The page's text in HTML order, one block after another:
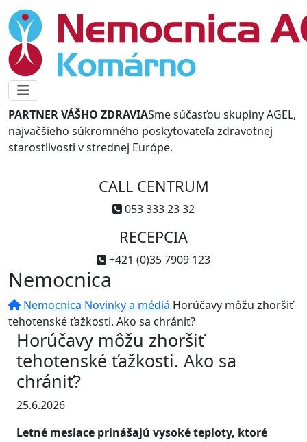
PARTNER VÁŠHO ZDRAVIASme súčasťou skupiny AGEL,
najväčšieho súkromného poskytovateľa zdravotnej
starostlivosti v strednej Európe.
CALL CENTRUM
053 333 23 32
RECEPCIA
+421 (0)35 7909 123
Nemocnica
Nemocnica Novinky a médiá Horúčavy môžu zhoršiť
tehotenské ťažkosti. Ako sa chrániť?
Horúčavy môžu zhoršiť
tehotenské ťažkosti. Ako sa
chrániť?
25.6.2026
Letné mesiace prinášajú vysoké teploty, ktoré